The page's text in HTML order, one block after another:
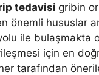
tedavisi gribin
önemli hususlar
ile bulaşmakta
için en
tarafından